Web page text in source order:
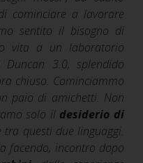
cominciare a lavorare
sentito il bisogno di
vita a un laboratorio
3.0, splendido
chiuso. Cominciammo
paio di amichetti. Non
solo il desiderio di
questi due linguaggi.
facendo, incontro dopo